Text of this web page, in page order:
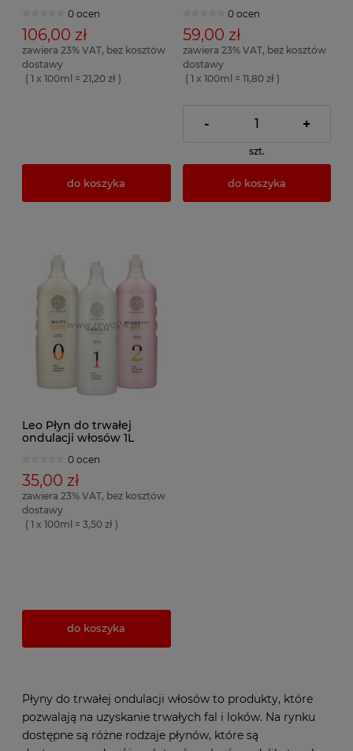
0 ocen
106,00 zł
zawiera 23% VAT, bez kosztów
dostawy
( 1 x 100ml = 21,20 zł )
do koszyka
0 ocen
59,00 zł
zawiera 23% VAT, bez kosztów
dostawy
( 1 x 100ml = 11,80 zł )
- +
szt.
do koszyka
Leo Płyn do trwałej
ondulacji włosów 1L
0 ocen
35,00 zł
zawiera 23% VAT, bez kosztów
dostawy
( 1 x 100ml = 3,50 zł )
do koszyka
Płyny do trwałej ondulacji włosów to produkty, które
pozwalają na uzyskanie trwałych fal i loków. Na rynku
dostępne są różne rodzaje płynów, które są